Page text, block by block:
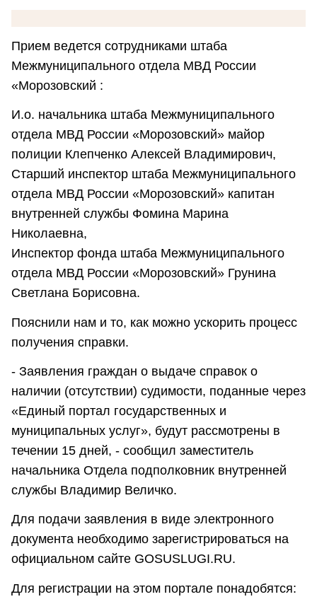
Прием ведется сотрудниками штаба
Межмуниципального отдела МВД России
«Морозовский :
И.о. начальника штаба Межмуниципального
отдела МВД России «Морозовский» майор
полиции Клепченко Алексей Владимирович,
Старший инспектор штаба Межмуниципального
отдела МВД России «Морозовский» капитан
внутренней службы Фомина Марина
Николаевна,
Инспектор фонда штаба Межмуниципального
отдела МВД России «Морозовский» Грунина
Светлана Борисовна.
Пояснили нам и то, как можно ускорить процесс
получения справки.
- Заявления граждан о выдаче справок о
наличии (отсутствии) судимости, поданные через
«Единый портал государственных и
муниципальных услуг», будут рассмотрены в
течении 15 дней, - сообщил заместитель
начальника Отдела подполковник внутренней
службы Владимир Величко.
Для подачи заявления в виде электронного
документа необходимо зарегистрироваться на
официальном сайте GOSUSLUGI.RU.
Для регистрации на этом портале понадобятся: